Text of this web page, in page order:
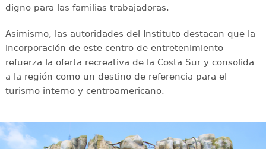
digno para las familias trabajadoras.
Asimismo, las autoridades del Instituto destacan que la
incorporación de este centro de entretenimiento
refuerza la oferta recreativa de la Costa Sur y consolida
a la región como un destino de referencia para el
turismo interno y centroamericano.